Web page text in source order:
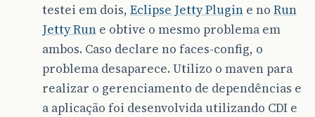
testei em dois, Eclipse Jetty Plugin e no Run
Jetty Run e obtive o mesmo problema em
ambos. Caso declare no faces-config, o
problema desaparece. Utilizo o maven para
realizar o gerenciamento de dependências e
a aplicação foi desenvolvida utilizando CDI e